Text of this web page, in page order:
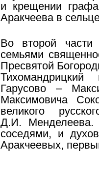
и крещении
Аракчеева в
Во второй части
семьями
Пресвятой
Гарусово –
Максимовича
великого
Д.И.
соседями, и
Аракчеевых,